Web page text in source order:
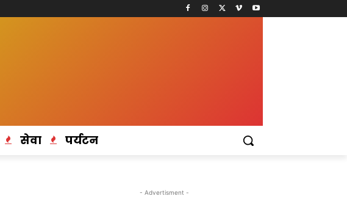
सेवा पर्यटन
- Advertisment -